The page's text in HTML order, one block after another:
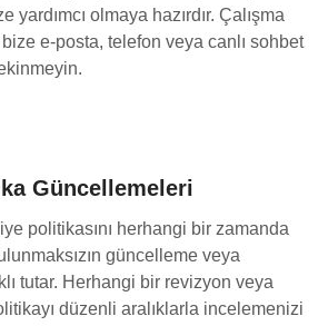
yardımcı olmaya hazırdır. Çalışma
e-posta, telefon veya canlı sohbet
Güncellemeleri
politikasını herhangi bir zamanda
güncelleme veya
tutar. Herhangi bir revizyon veya
düzenli aralıklarla incelemenizi